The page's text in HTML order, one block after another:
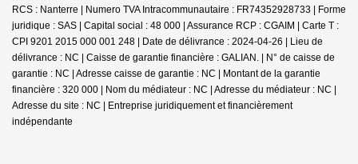
RCS : Nanterre | Numero TVA Intracommunautaire : FR74352928733 | Forme
juridique : SAS | Capital social : 48 000 | Assurance RCP : CGAIM | Carte T :
CPI 9201 2015 000 001 248 | Date de délivrance : 2024-04-26 | Lieu de
délivrance : NC | Caisse de garantie financière : GALIAN. | N° de caisse de
garantie : NC | Adresse caisse de garantie : NC | Montant de la garantie
financière : 320 000 | Nom du médiateur : NC | Adresse du médiateur : NC |
Adresse du site : NC | Entreprise juridiquement et financièrement
indépendante